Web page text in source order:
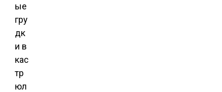
ые
гру
дк
и в
кас
тр
юл